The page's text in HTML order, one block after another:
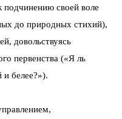
подчинению своей воле
до природных стихий),
довольствуясь
первенства («Я ль
и белее?»).